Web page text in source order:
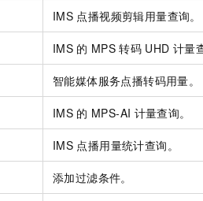
IMS 点播视频剪辑用量查询。
IMS 的 MPS 转码 UHD 计量
智能媒体服务点播转码用量。
IMS 的 MPS-AI 计量查询。
IMS 点播用量统计查询。
添加过滤条件。